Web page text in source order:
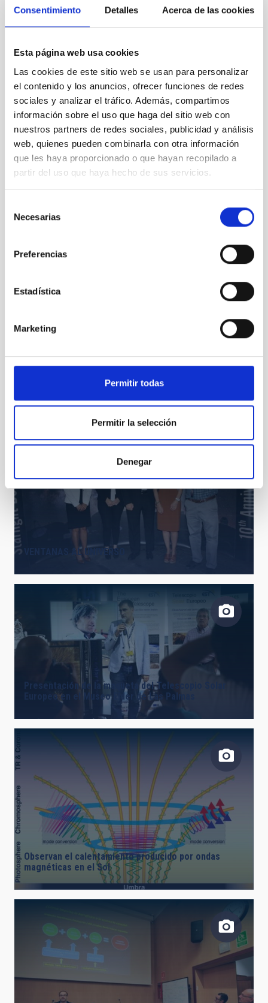
Consentimiento Detalles Acerca de las cookies
Esta página web usa cookies
Las cookies de este sitio web se usan para personalizar
el contenido y los anuncios, ofrecer funciones de redes
sociales y analizar el tráfico. Además, compartimos
información sobre el uso que haga del sitio web con
nuestros partners de redes sociales, publicidad y análisis
web, quienes pueden combinarla con otra información
que les haya proporcionado o que hayan recopilado a
partir del uso que haya hecho de sus servicios.
Necesarias
Preferencias
Estadística
Marketing
Permitir todas
Permitir la selección
Denegar
“Cubo de Hielo” en el Polo Sur
VENTANAS AL UNIVERSO
Presentación de la maqueta del Telescopio Solar
Europeo en el Museo Elder de Las Palmas
Observan el calentamiento producido por ondas
magnéticas en el Sol